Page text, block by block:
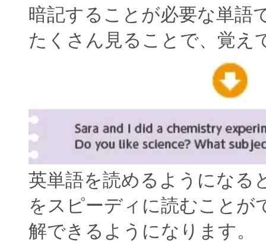
暗記することが必要な単語
たくさん見ることで、覚え
英単語を読めるようになる
をスピーディに読むことが
解できるようになります。